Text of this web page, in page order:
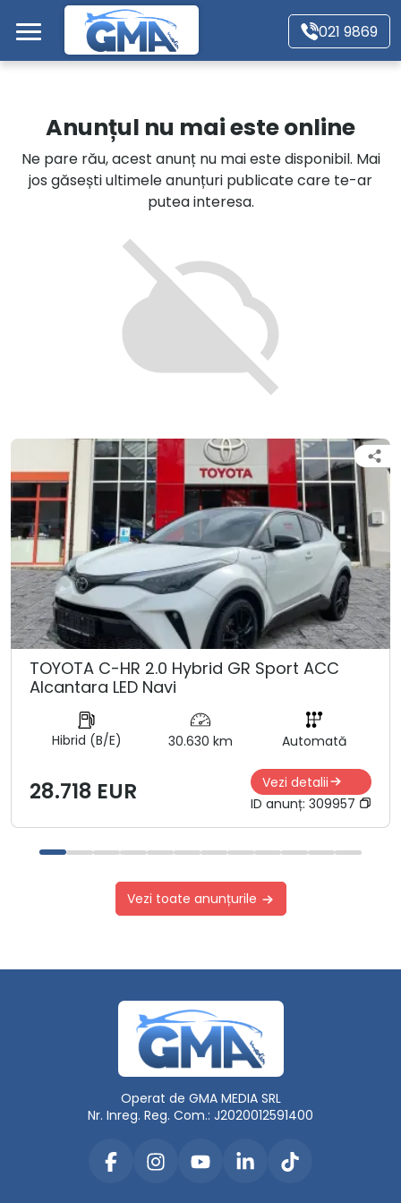
Mergi direct la conținutul principal
021 9869
Autoturisme
Motociclete
Autoutilitare
Alte tipuri vehicule
Anunțul nu mai este online
Ne pare rău, acest anunț nu mai este disponibil. Mai
jos găsești ultimele anunțuri publicate care te-ar
putea interesa.
TOYOTA C-HR 2.0 Hybrid GR Sport ACC
Alcantara LED Navi
Hibrid (B/E) 30.630 km Automată
28.718 EUR
Vezi detalii
ID anunț: 309957
Vezi toate anunțurile
Operat de GMA MEDIA SRL
Nr. Inreg. Reg. Com.: J2020012591400